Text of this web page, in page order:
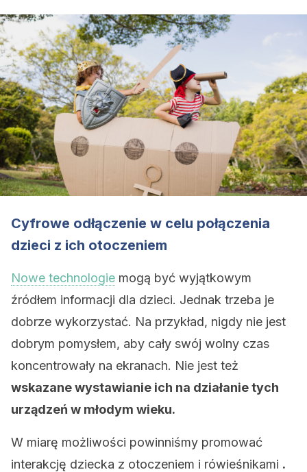
Cyfrowe odłączenie w celu połączenia
dzieci z ich otoczeniem
Nowe technologie mogą być wyjątkowym
źródłem informacji dla dzieci. Jednak trzeba je
dobrze wykorzystać. Na przykład, nigdy nie jest
dobrym pomysłem, aby cały swój wolny czas
koncentrowały na ekranach. Nie jest też
wskazane wystawianie ich na działanie tych
urządzeń w młodym wieku.
W miarę możliwości powinniśmy promować
interakcję dziecka z otoczeniem i rówieśnikami .